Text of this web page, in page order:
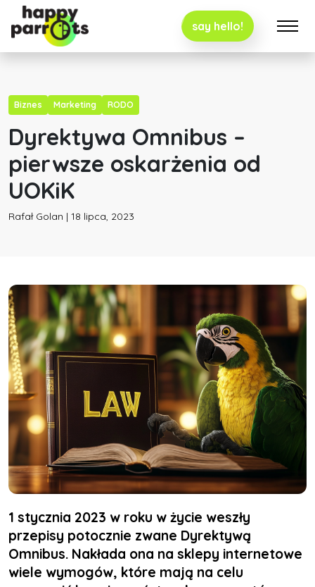
say hello!
Biznes Marketing RODO
Dyrektywa Omnibus –
pierwsze oskarżenia od
UOKiK
Rafał Golan | 18 lipca, 2023
1 stycznia 2023 w roku w życie weszły
przepisy potocznie zwane Dyrektywą
Omnibus. Nakłada ona na sklepy internetowe
wiele wymogów, które mają na celu